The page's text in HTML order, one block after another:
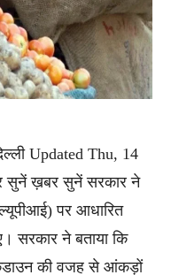
Updated Thu, 14
सुनें ख़बर सुनें सरकार ने
पर आधारित
सरकार ने बताया कि
की वजह से आंकड़ों